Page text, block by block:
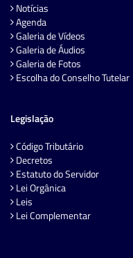
Notícias
Agenda
Galeria de Vídeos
Galeria de Áudios
Galeria de Fotos
Escolha do Conselho Tutelar
Legislação
Código Tributário
Decretos
Estatuto do Servidor
Lei Orgânica
Leis
Lei Complementar